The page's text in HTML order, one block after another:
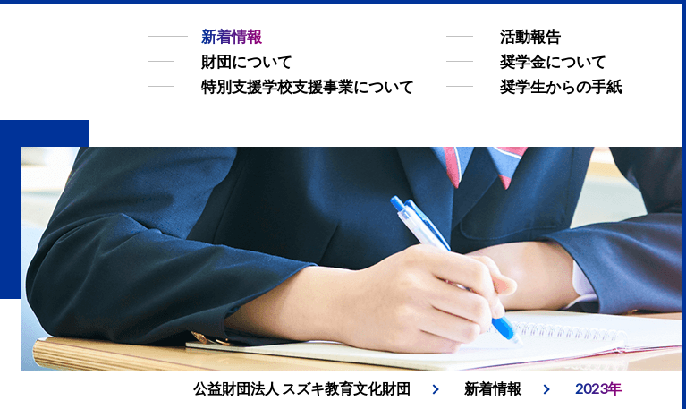
新着情報
財団について
特別支援学校支援事業について
活動報告
奨学金について
奨学生からの手紙
公益財団法人 スズキ教育文化財団 新着情報 2023年